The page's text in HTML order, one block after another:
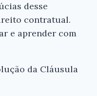
desse
contratual.
e aprender com
da Cláusula